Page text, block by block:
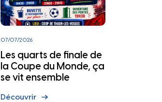
07/07/2026
Les quarts de finale de
la Coupe du Monde, ça
se vit ensemble
Découvrir